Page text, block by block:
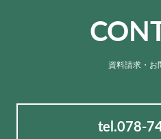
資料請求・お
tel.078-